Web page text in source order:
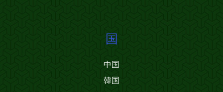
国
中国
韓国